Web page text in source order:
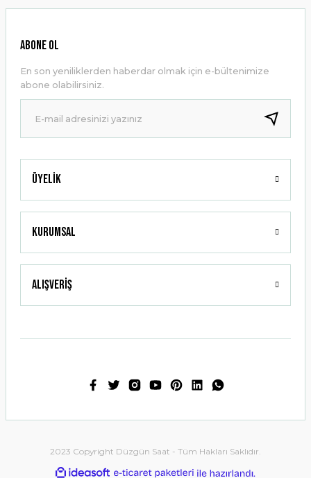
Ürün resmi kalitesiz, bozuk veya görüntülenemiyor.
Ürün bilgilerinde hatalar bulunuyor.
Ürün fiyatı diğer sitelerden daha pahalı.
Bu ürüne benzer farklı alternatifler olmalı.
Gönder
Üyelik
Kurumsal
Alışveriş
ABONE OL
En son yeniliklerden haberdar olmak için e-bültenimize
abone olabilirsiniz.
2023 Copyright Düzgün Saat - Tüm Hakları Saklıdır.
ideasoft e-